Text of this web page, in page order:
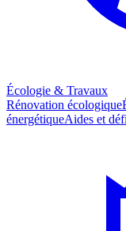
Écologie & Travaux
Rénovation écologique
énergétiqueAides et